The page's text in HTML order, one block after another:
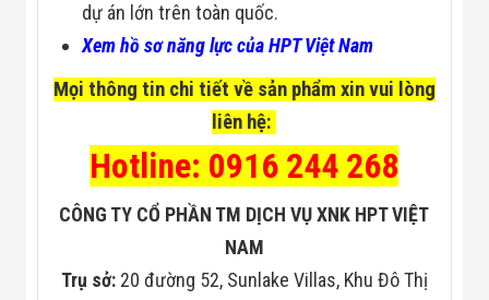
dự án lớn trên toàn quốc.
Xem hồ sơ năng lực của HPT Việt Nam
Mọi thông tin chi tiết về sản phẩm xin vui lòng
liên hệ:
Hotline: 0916 244 268
CÔNG TY CỔ PHẦN TM DỊCH VỤ XNK HPT VIỆT
NAM
Trụ sở: 20 đường 52, Sunlake Villas, Khu Đô Thị